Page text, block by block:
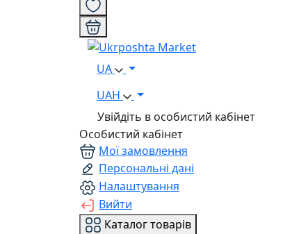
UA
UAH
Увійдіть в особистий кабінет
Особистий кабінет
Мої замовлення
Персональні дані
Налаштування
Вийти
Каталог товарів